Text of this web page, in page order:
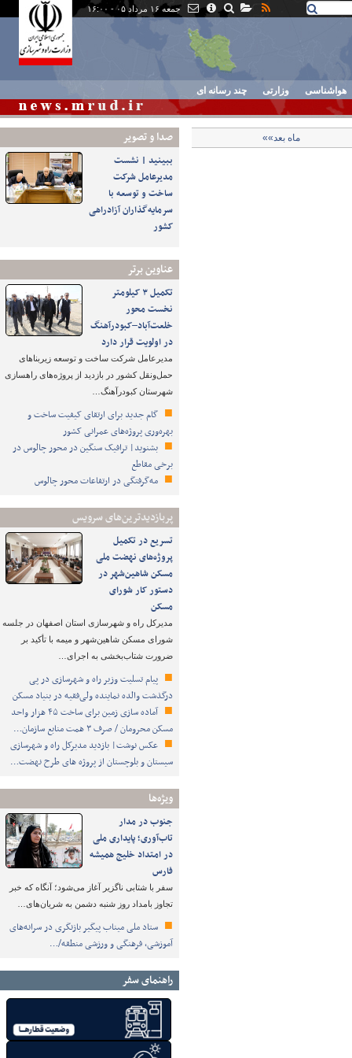
جمعه ۱۶ مرداد ۰۵ - ۱۶:۰۰
هواشناسی وزارتی چند رسانه ای
صدا و تصوير
ببینید | نشست
مدیرعامل شرکت
ساخت و توسعه با
سرمایه‌گذاران آزادراهی
کشور
عناوین برتر
تکمیل ۳ کیلومتر
نخست محور
خلعت‌آباد–کبودرآهنگ
در اولویت قرار دارد
مدیرعامل شرکت ساخت و توسعه زیربناهای
حمل‌ونقل کشور در بازدید از پروژه‌های راهسازی
شهرستان کبودرآهنگ…
گام جدید برای ارتقای کیفیت ساخت و
بهره‌وری پروژه‌های عمرانی کشور
بشنوید| ترافیک سنگین در محور چالوس در
برخی مقاطع
مه‌گرفتگی در ارتفاعات محور چالوس
پربازدیدترین‌های سرویس
تسریع در تکمیل
پروژه‌های نهضت ملی
مسکن شاهین‌شهر در
دستور کار شورای
مسکن
مدیرکل راه و شهرسازی استان اصفهان در جلسه
شورای مسکن شاهین‌شهر و میمه با تأکید بر
ضرورت شتاب‌بخشی به اجرای…
پیام تسلیت وزیر راه و شهرسازی در پی
درگذشت والده نماینده ولی‌فقیه در بنیاد مسکن
آماده سازی زمین برای ساخت ۴۵ هزار واحد
مسکن محرومان / صرف ۳ همت منابع سازمان…
عکس نوشت| بازدید مدیرکل راه و شهرسازی
سیستان و بلوچستان از پروژه های طرح نهضت…
ویژه‌ها
جنوب در مدار
تاب‌آوری؛ پایداری ملی
در امتداد خلیج همیشه
فارس
سفر با شتابی ناگزیر آغاز می‌شود؛ آنگاه که خبر
تجاوز بامداد روز شنبه دشمن به شریان‌های…
ستاد ملی میناب پیگیر بازنگری در سرانه‌های
آموزشی، فرهنگی و ورزشی منطقه/…
راهنمای سفر
ماه بعد»»